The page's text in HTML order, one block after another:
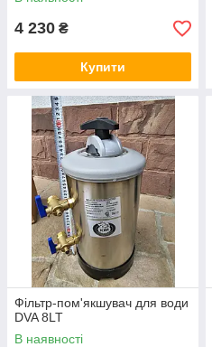
4 230 ₴
Купити
Фільтр-пом'якшувач для води
DVA 8LT
В наявності